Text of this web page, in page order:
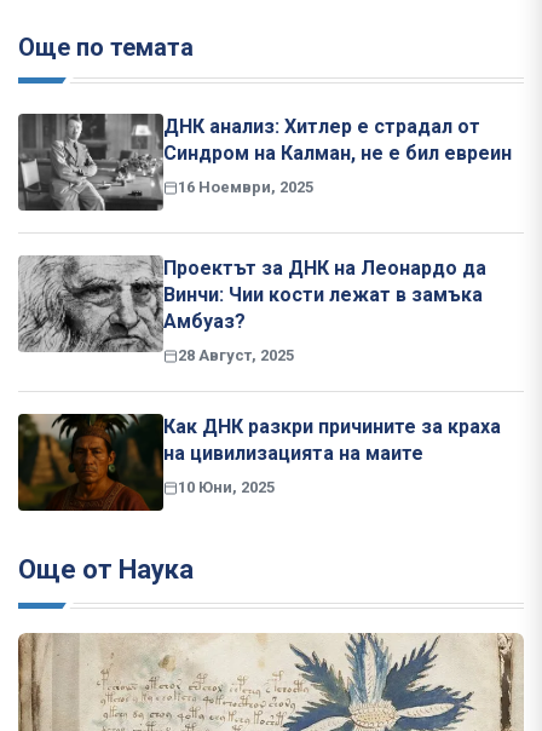
Още по темата
ДНК анализ: Хитлер е страдал от
Синдром на Калман, не е бил евреин
16 Ноември, 2025
Проектът за ДНК на Леонардо да
Винчи: Чии кости лежат в замъка
Амбуаз?
28 Август, 2025
Как ДНК разкри причините за краха
на цивилизацията на маите
10 Юни, 2025
Още от Наука